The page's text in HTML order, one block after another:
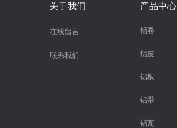
关于我们 产品中心
在线留言
联系我们
铝卷
铝皮
铝板
铝带
铝瓦